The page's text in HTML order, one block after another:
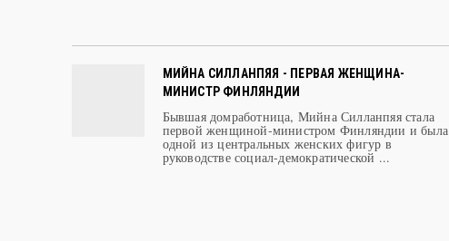
МИЙНА СИЛЛАНПЯЯ - ПЕРВАЯ ЖЕНЩИНА-
МИНИСТР ФИНЛЯНДИИ
Бывшая домработница, Мийна Силланпяя стала
первой женщиной-министром Финляндии и была
одной из центральных женских фигур в
руководстве социал-демократической ...